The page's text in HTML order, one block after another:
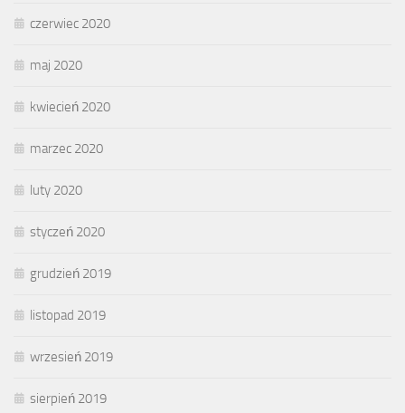
czerwiec 2020
maj 2020
kwiecień 2020
marzec 2020
luty 2020
styczeń 2020
grudzień 2019
listopad 2019
wrzesień 2019
sierpień 2019